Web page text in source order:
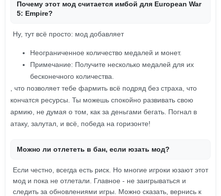
Почему этот мод считается имбой для European War
5: Empire?
Ну, тут всё просто: мод добавляет
Неограниченное количество медалей и монет.
Примечание: Получите несколько медалей для их
бесконечного количества.
, что позволяет тебе фармить всё подряд без страха, что
кончатся ресурсы. Ты можешь спокойно развивать свою
армию, не думая о том, как за деньгами бегать. Погнал в
атаку, залутал, и всё, победа на горизонте!
Можно ли отлететь в бан, если юзать мод?
Если честно, всегда есть риск. Но многие игроки юзают этот
мод и пока не отлетали. Главное - не заигрываться и
следить за обновлениями игры. Можно сказать, вернись к